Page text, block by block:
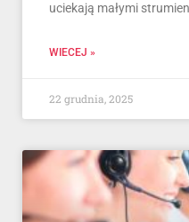
uciekają małymi
WIECEJ »
22 grudnia, 2025